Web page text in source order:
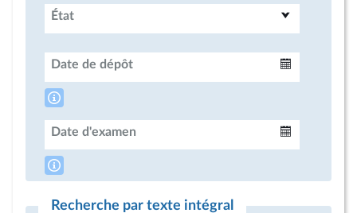
État
Date de dépôt
Date d'examen
Recherche par texte intégral